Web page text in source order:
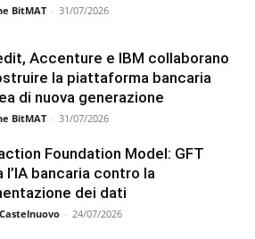
BitMAT - 31/07/2026
Accenture e IBM collaborano
la piattaforma bancaria
di nuova generazione
BitMAT - 31/07/2026
Foundation Model: GFT
l’IA bancaria contro la
dei dati
- 24/07/2026